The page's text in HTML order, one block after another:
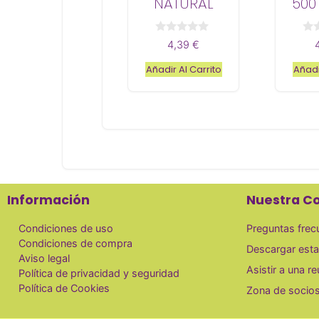
e
5
4,39€
Añadir Al Carrito
e
5
Información
Condiciones de uso
Condiciones de compra
Aviso legal
Política de privacidad y seguridad
Política de Cookies
Nuestra
Preguntas
Descargar
Asistir a una
Zona de socios